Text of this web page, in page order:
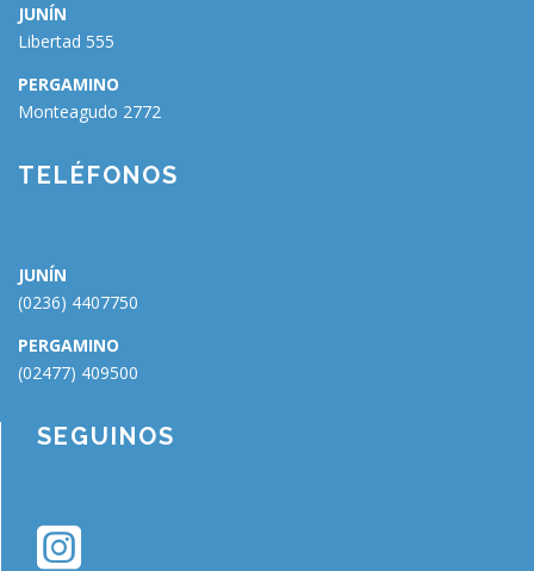
JUNÍN
Libertad 555
PERGAMINO
Monteagudo 2772
TELÉFONOS
JUNÍN
(0236) 4407750
PERGAMINO
(02477) 409500
SEGUINOS